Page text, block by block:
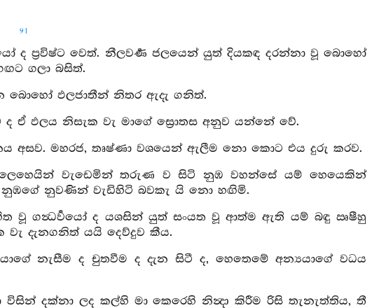
91
ද ප්‍රවිෂ්ට වෙත්. නීලවර්‍ණ ජලයෙන් යුත් දියකඳ දරන්නා වූ බොහෝ
ගලා බසිත්.
බොහෝ ඵලජාතීන් නිතර ඇදැ ගනිත්.
ඒ ඵලය නිසැක වැ මාගේ ස්‍රොතස අනුව යන්නේ වේ.
අසව. මහරජ, තෘෂ්ණා වශයෙන් ඇලීම නො කොට එය දුරු කරව.
ලෙහෙයින් වැඩෙමින් තරුණ ව සිටි නුඹ වහන්සේ යම් හෙයෙකින්
නුඹගේ නුවණින් වැඩිහිටි බවකැ යි නො හඟිමි.
වූ ගන්‍ධර්‍වයෝ ද යශසින් යුත් සංයත වූ ආත්ම ඇති යම් බඳු ඍෂීහු
දැනගනිත් යයි දෙව්දුව කීය.
නැසීම ද චුතවීම ද දැන සිටී ද, හෙතෙමේ අන්‍යයාගේ වධය
දක්නා ලද කල්හි මා කෙරෙහි නින්‍දා කිරීම රිසි තැනැත්තිය, තී